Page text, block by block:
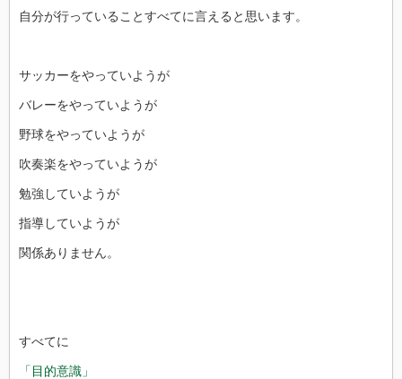
自分が行っていることすべてに言えると思います。
サッカーをやっていようが
バレーをやっていようが
野球をやっていようが
吹奏楽をやっていようが
勉強していようが
指導していようが
関係ありません。
すべてに
「目的意識」